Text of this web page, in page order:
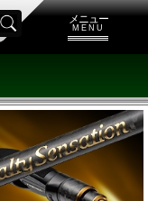
メニュー
MENU